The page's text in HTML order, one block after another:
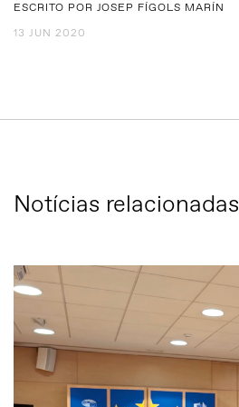
ESCRITO POR JOSEP FÍGOLS MARÍN
13 JUN 2020
Notícias relacionadas